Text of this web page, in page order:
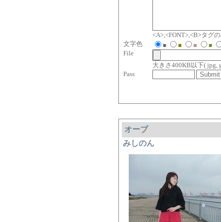
<A>,<FONT>,<B>タグ
文字色
■ ■ ■ ■
File
大きさ400KB以下( jpg,
Pass
オーブ
みしのん